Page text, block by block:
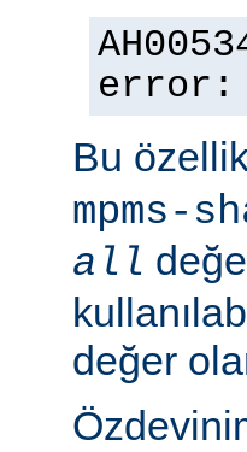
error:
Bu
mpms-
all
değer